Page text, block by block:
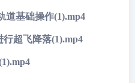
道基础操作(1).mp4
行超飞降落(1).mp4